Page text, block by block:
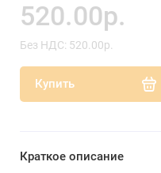
520.00р.
Без НДС: 520.00р.
Купить
Краткое описание